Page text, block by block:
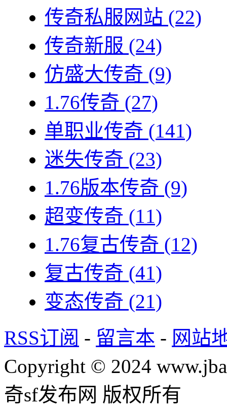
传奇私服网站 (22)
传奇新服 (24)
仿盛大传奇 (9)
1.76传奇 (27)
单职业传奇 (141)
迷失传奇 (23)
1.76版本传奇 (9)
超变传奇 (11)
1.76复古传奇 (12)
复古传奇 (41)
变态传奇 (21)
RSS订阅 - 留言本 - 网站
Copyright © 2024
奇sf发布网 版权所有